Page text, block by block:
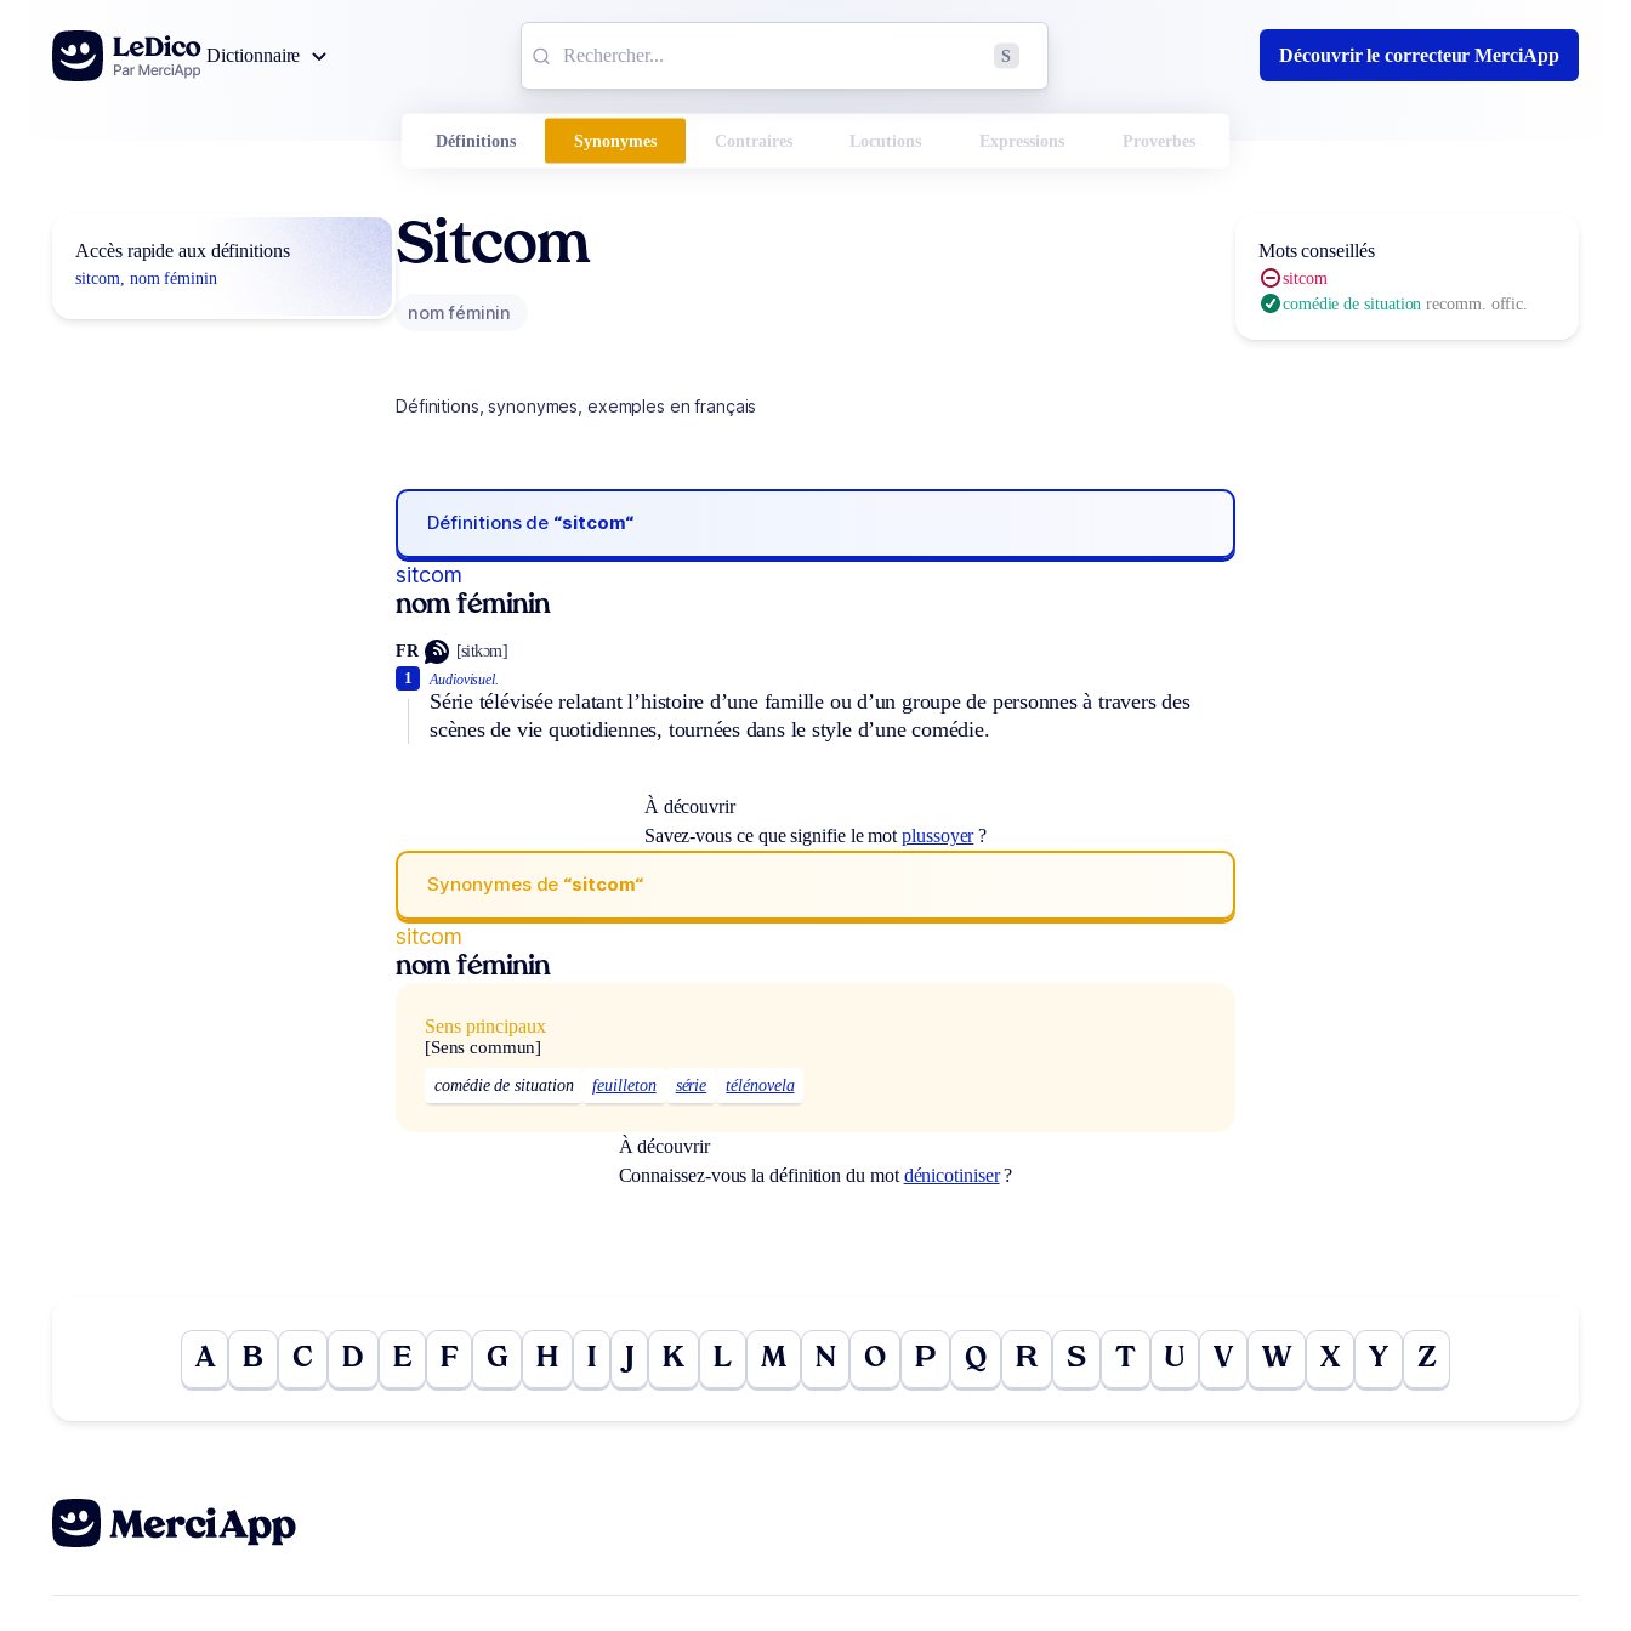
Aller au contenu
Dictionnaire
S Découvrir le correcteur MerciApp
Définitions Synonymes Contraires Locutions Expressions Proverbes
Accès rapide aux définitions
sitcom, nom féminin
Sitcom
nom féminin
Définitions, synonymes, exemples en français
Définitions de “sitcom“
sitcom
nom féminin
FR [sitkɔm]
Audiovisuel.
Série télévisée relatant l’histoire d’une famille ou d’un groupe de personnes à travers des
scènes de vie quotidiennes, tournées dans le style d’une comédie.
1
À découvrir
Savez-vous ce que signifie le motplussoyer?
Synonymes de “sitcom“
sitcom
nom féminin
Sens principaux
[Sens commun]
comédie de situation feuilleton série télénovela
À découvrir
Connaissez-vous la définition du mot dénicotiniser?
Mots conseillés
sitcom
comédie de situationrecomm. offic.
A B C D E F G H I J K L M N O P Q R S T U V W X Y Z